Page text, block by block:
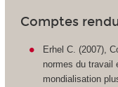
Comptes
Erhel C. (2007),
normes du travail
mondialisation